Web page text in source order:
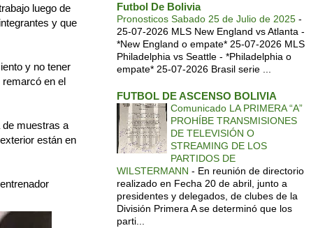
luego de
y que
y no tener
remarcó en el
de muestras a
están en
Futbol De Bolivia
Pronosticos Sabado 25 de Julio de 2025 -
25-07-2026 MLS New England vs Atlanta -
*New England o empate* 25-07-2026 MLS
Philadelphia vs Seattle - *Philadelphia o
empate* 25-07-2026 Brasil serie ...
FUTBOL DE ASCENSO BOLIVIA
Comunicado LA PRIMERA “A”
PROHÍBE TRANSMISIONES
DE TELEVISIÓN O
STREAMING DE LOS
PARTIDOS DE
WILSTERMANN - En reunión de directorio
realizado en Fecha 20 de abril, junto a
presidentes y delegados, de clubes de la
División Primera A se determinó que los
parti...